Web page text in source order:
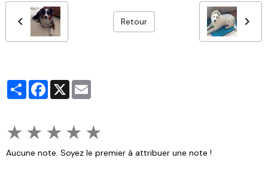
Retour
PartagerFacebook
X
★ ★ ★ ★ ★
Aucune note. Soyez le premier à attribuer une note !